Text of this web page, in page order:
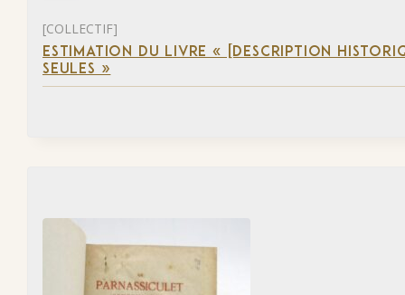
[COLLECTIF]
ESTIMATION DU LIVRE « [DESCRIPTION
SEULES »